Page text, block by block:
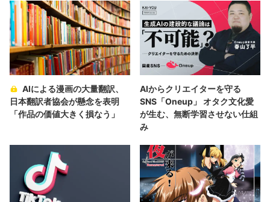
AIによる漫画の大量翻訳、
日本翻訳者協会が懸念を表明
「作品の価値大きく損なう」
AIからクリエイターを守る
SNS「Oneup」 オタク文化愛
が生む、無断学習させない仕組
み